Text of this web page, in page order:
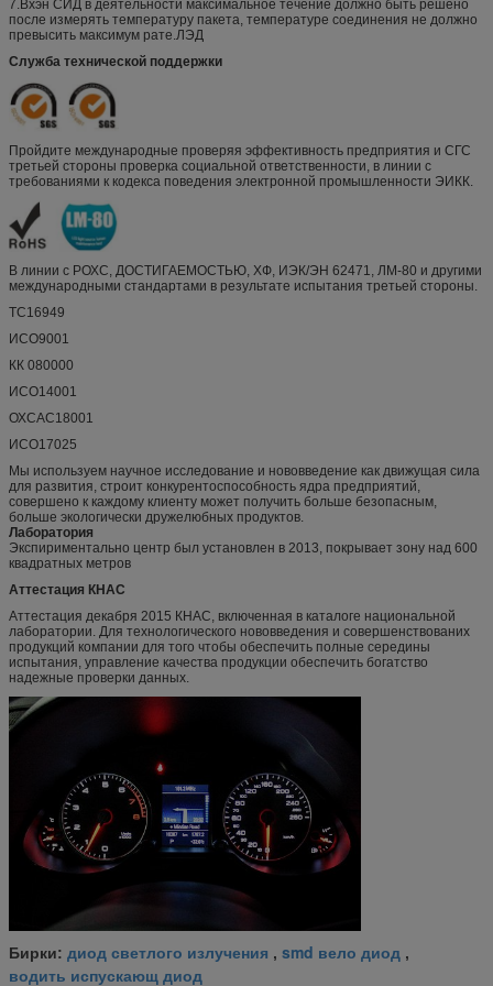
7.Вхэн СИД в деятельности максимальное течение должно быть решено
после измерять температуру пакета, температуре соединения не должно
превысить максимум рате.ЛЭД
Служба технической поддержки
Пройдите международные проверяя эффективность предприятия и СГС
третьей стороны проверка социальной ответственности, в линии с
требованиями к кодекса поведения электронной промышленности ЭИКК.
В линии с РОХС, ДОСТИГАЕМОСТЬЮ, ХФ, ИЭК/ЭН 62471, ЛМ-80 и другими
международными стандартами в результате испытания третьей стороны.
ТС16949
ИСО9001
КК 080000
ИСО14001
ОХСАС18001
ИСО17025
Мы используем научное исследование и нововведение как движущая сила
для развития, строит конкурентоспособность ядра предприятий,
совершено к каждому клиенту может получить больше безопасным,
больше экологически дружелюбных продуктов.
Лаборатория
Экспириментально центр был установлен в 2013, покрывает зону над 600
квадратных метров
Аттестация КНАС
Аттестация декабря 2015 КНАС, включенная в каталоге национальной
лаборатории. Для технологического нововведения и совершенствованих
продукций компании для того чтобы обеспечить полные середины
испытания, управление качества продукции обеспечить богатство
надежные проверки данных.
Бирки: диод светлого излучения , smd вело диод ,
водить испускающ диод